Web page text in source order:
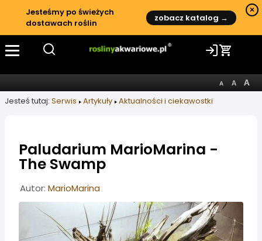
Jesteśmy po świeżych
dostawach roślin
zobacz katalog →
×
Jesteś tutaj: Serwis Artykuły Aktualności i ciekawostki
Paludarium MarioMarina -
The Swamp
Informacje o artykule
Autor: MarioMarina